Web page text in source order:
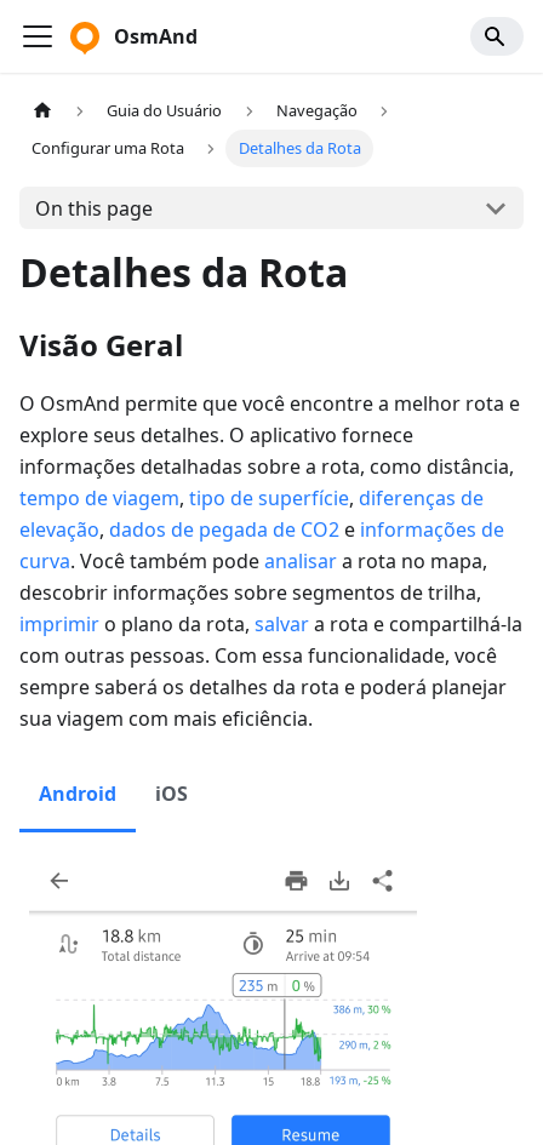
OsmAnd
Guia do Usuário
Navegação
Configurar uma Rota
Detalhes da Rota
On this page
Detalhes da Rota
Visão Geral
O OsmAnd permite que você encontre a melhor rota e
explore seus detalhes. O aplicativo fornece
informações detalhadas sobre a rota, como distância,
tempo de viagem, tipo de superfície, diferenças de
elevação, dados de pegada de CO2e informações de
curva. Você também podeanalisara rota no mapa,
descobrir informações sobre segmentos de trilha,
imprimiro plano da rota, salvara rota e compartilhá-la
com outras pessoas. Com essa funcionalidade, você
sempre saberá os detalhes da rota e poderá planejar
sua viagem com mais eficiência.
Android iOS